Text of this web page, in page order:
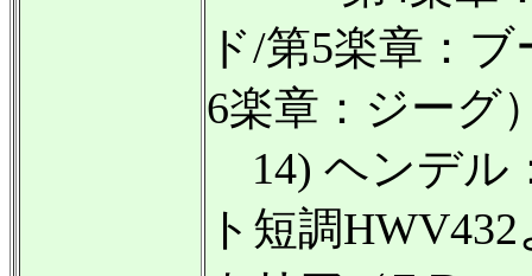
ド/第5楽章：
6楽章：ジーグ
14) ヘンデル
ト短調